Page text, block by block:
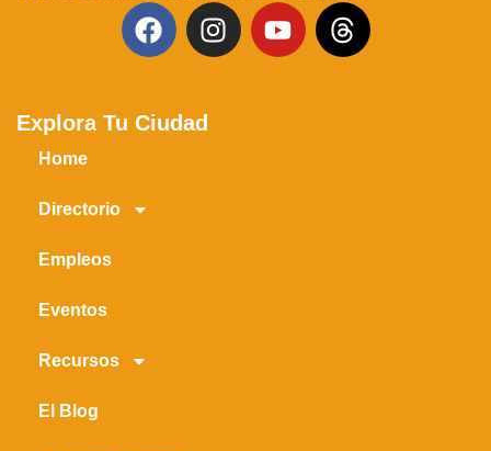
Explora Tu Ciudad
Home
Directorio
Empleos
Eventos
Recursos
El Blog